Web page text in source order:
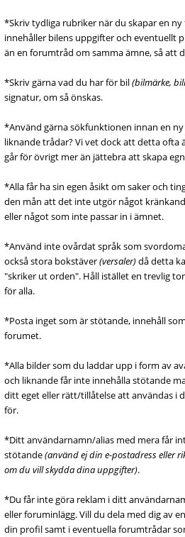
*Skriv tydliga rubriker när du skapar en
innehåller bilens uppgifter och eventuellt
än en forumtråd om samma ämne, så att
*Skriv gärna vad du har för bil(bilmärke,
signatur, om så önskas.
*Använd gärna sökfunktionen innan en
liknande trådar? Vi vet dock att detta ofta
går för övrigt mer än jättebra att skapa
*Alla får ha sin egen åsikt om saker och
den mån att det inte utgör något
eller något som inte passar in i ämnet.
*Använd inte ovårdat språk som
också stora bokstäver(versaler)då detta
"skriker ut orden". Håll istället en trevlig
för alla.
*Posta inget som är stötande, innehåll
forumet.
*Alla bilder som du laddar upp i form av
och liknande får inte innehålla stötande
ditt eget eller rätt/tillåtelse att användas i
för.
*Ditt användarnamn/alias med mera får
stötande(använd ej din e-postadress eller
om du vill skydda dina uppgifter).
*Du får inte göra reklam i ditt
eller foruminlägg. Vill du dela med dig av
din profil samt i eventuella forumtrådar